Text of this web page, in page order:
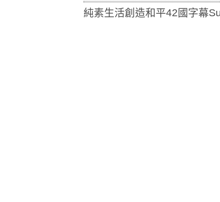
純素生活創造和平42國字幕